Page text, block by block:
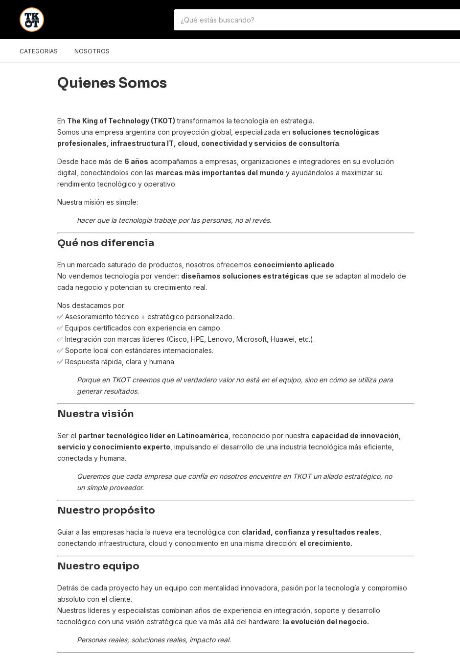
CATEGORIAS NOSOTROS
Quienes Somos
En The King of Technology (TKOT) transformamos la tecnología en estrategia.
Somos una empresa argentina con proyección global, especializada en soluciones tecnológicas
profesionales, infraestructura IT, cloud, conectividad y servicios de consultoría.
Desde hace más de 6 años acompañamos a empresas, organizaciones e integradores en su evolución
digital, conectándolos con las marcas más importantes del mundo y ayudándolos a maximizar su
rendimiento tecnológico y operativo.
Nuestra misión es simple:
hacer que la tecnología trabaje por las personas, no al revés.
Qué nos diferencia
En un mercado saturado de productos, nosotros ofrecemos conocimiento aplicado.
No vendemos tecnología por vender: diseñamos soluciones estratégicas que se adaptan al modelo de
cada negocio y potencian su crecimiento real.
Nos destacamos por:
✅ Asesoramiento técnico + estratégico personalizado.
✅ Equipos certificados con experiencia en campo.
✅ Integración con marcas líderes (Cisco, HPE, Lenovo, Microsoft, Huawei, etc.).
✅ Soporte local con estándares internacionales.
✅ Respuesta rápida, clara y humana.
Porque en TKOT creemos que el verdadero valor no está en el equipo, sino en cómo se utiliza para
generar resultados.
Nuestra visión
Ser el partner tecnológico líder en Latinoamérica , reconocido por nuestra capacidad de innovación,
servicio y conocimiento experto , impulsando el desarrollo de una industria tecnológica más eficiente,
conectada y humana.
Queremos que cada empresa que confía en nosotros encuentre en TKOT un aliado estratégico, no
un simple proveedor.
Nuestro propósito
Guiar a las empresas hacia la nueva era tecnológica con claridad, confianza y resultados reales
conectando infraestructura, cloud y conocimiento en una misma dirección: el crecimiento.
Nuestro equipo
Detrás de cada proyecto hay un equipo con mentalidad innovadora, pasión por la tecnología y compromiso
absoluto con el cliente.
Nuestros líderes y especialistas combinan años de experiencia en integración, soporte y desarrollo
tecnológico con una visión estratégica que va más allá del hardware: la evolución del negocio.
Personas reales, soluciones reales, impacto real.